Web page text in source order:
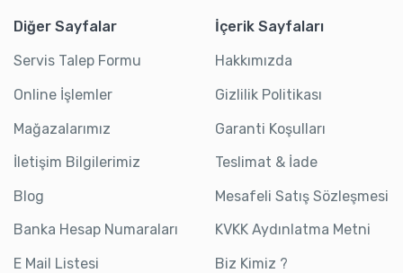
Diğer Sayfalar
Servis Talep Formu
Online İşlemler
Mağazalarımız
İletişim Bilgilerimiz
Blog
Banka Hesap Numaraları
E Mail Listesi
İçerik Sayfaları
Hakkımızda
Gizlilik Politikası
Garanti Koşulları
Teslimat & İade
Mesafeli Satış Sözleşmesi
KVKK Aydınlatma Metni
Biz Kimiz ?